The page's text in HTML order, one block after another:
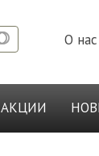
О нас
АКЦИИ